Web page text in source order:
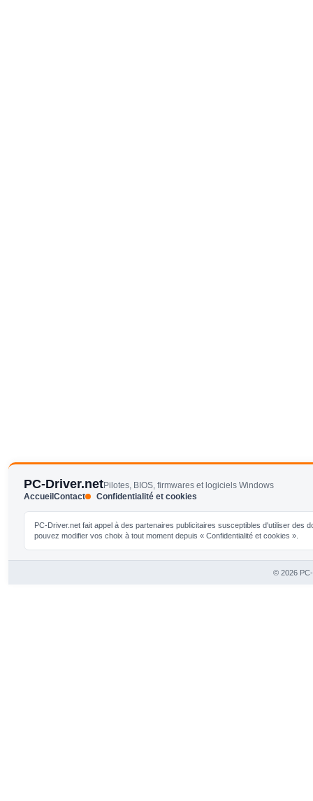
PC-Driver.netPilotes, BIOS, firmwares et logiciels Windows
AccueilContact Confidentialité et cookies
PC-Driver.net fait appel à des partenaires publicitaires susceptibles d'utiliser
pouvez modifier vos choix à tout moment depuis « Confidentialité et cookies ».
© 2026